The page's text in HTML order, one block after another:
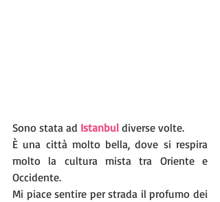
Sono stata ad Istanbul diverse volte.
È una città molto bella, dove si respira
molto la cultura mista tra Oriente e
Occidente.
Mi piace sentire per strada il profumo dei